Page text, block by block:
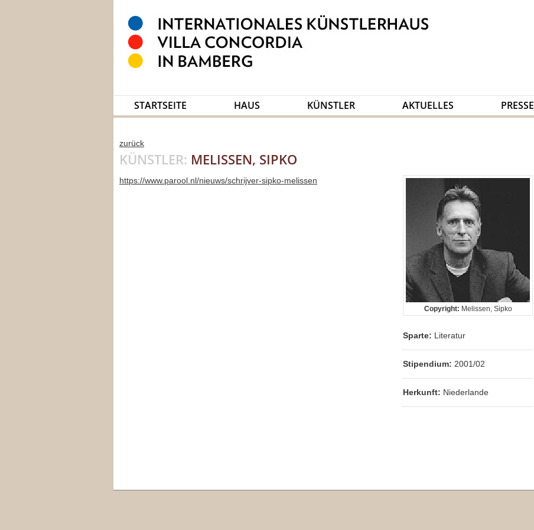
STARTSEITE HAUS KÜNSTLER AKTUELLES PRESSE
zurück
KÜNSTLER: MELISSEN, SIPKO
Copyright: Melissen, Sipko
Sparte: Literatur
Stipendium: 2001/02
Herkunft: Niederlande
https://www.parool.nl/nieuws/schrijver-sipko-melissen